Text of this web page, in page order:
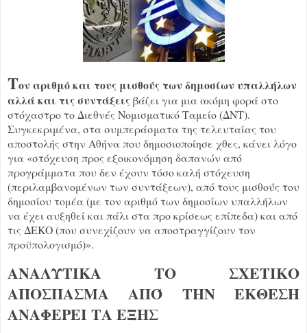
Τον αριθμό και τους μισθούς των δημοσίων υπαλλήλων
αλλά και τις συντάξειςβάζει για μια ακόμη φορά στο
στόχαστρο το Διεθνές Νομισματικό Ταμείο (ΔΝΤ).
Συγκεκριμένα, στα συμπεράσματα της τελευταίας του
αποστολής στην Αθήνα που δημοσιοποίησε χθες, κάνει λόγο
για «στόχευση προς εξοικονόμηση δαπανών από
προγράμματα που δεν έχουν τόσο καλή στόχευση
(περιλαμβανομένων των συντάξεων), από τους μισθούς του
δημοσίου τομέα (με τον αριθμό των δημοσίων υπαλλήλων
να έχει αυξηθεί και πάλι στα προ κρίσεως επίπεδα) και από
τις ΔΕΚΟ (που συνεχίζουν να αποστραγγίζουν τον
προϋπολογισμό)».
ΑΝΑΛΥΤΙΚΑ ΤΟ ΣΧΕΤΙΚΟ
ΑΠΟΣΠΑΣΜΑ ΑΠΌ ΤΗΝ ΕΚΘΕΣΗ
ΑΝΑΦΕΡΕΙ ΤΑ ΕΞΗΣ